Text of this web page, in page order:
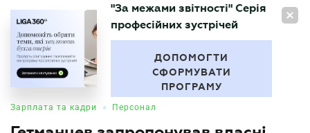
UA
БУХГАЛТЕР
"За межами звітності" Серія
професійних зустрічей
ДОПОМОГТИ
СФОРМУВАТИ
ПРОГРАМУ
Зарплата та кадри • Персонал